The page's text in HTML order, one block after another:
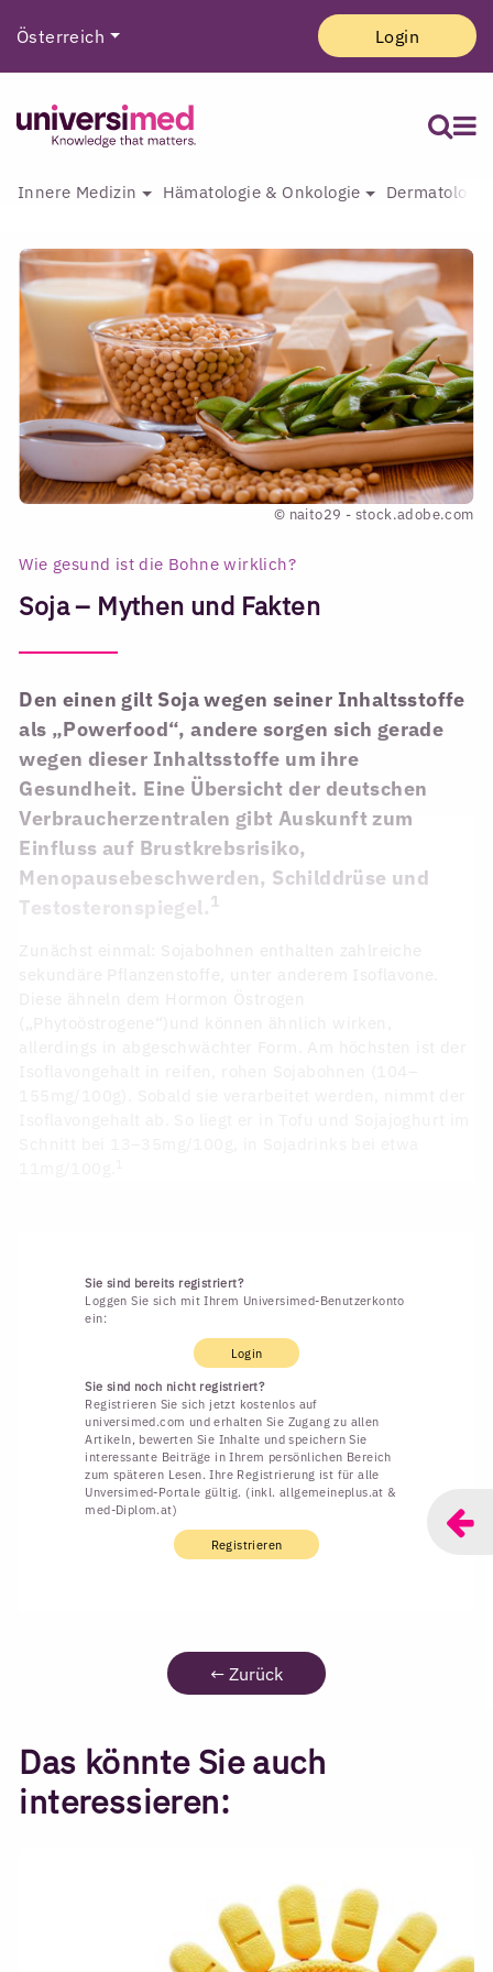
Österreich Login
Innere Medizin Hämatologie & Onkologie
© naito29 - stock.adobe.com
Wie gesund ist die Bohne wirklich?
Soja – Mythen und Fakten
Den einen gilt Soja wegen seiner Inhaltsstoffe
als „Powerfood“, andere sorgen sich gerade
wegen dieser Inhaltsstoffe um ihre
Gesundheit. Eine Übersicht der deutschen
Verbraucherzentralen gibt Auskunft zum
Einfluss auf Brustkrebsrisiko,
Menopausebeschwerden, Schilddrüse und
Testosteronspiegel.1
Zunächst einmal: Sojabohnen enthalten zahlreiche
Sie sind bereits registriert?
Loggen Sie sich mit Ihrem Universimed-Benutzerkonto
ein:
Login
Sie sind noch nicht registriert?
Registrieren Sie sich jetzt kostenlos auf
universimed.com und erhalten Sie Zugang zu allen
Artikeln, bewerten Sie Inhalte und speichern Sie
interessante Beiträge in Ihrem persönlichen Bereich
zum späteren Lesen. Ihre Registrierung ist für alle
Unversimed-Portale gültig. (inkl. allgemeineplus.at &
med-Diplom.at)
Registrieren
← Zurück
Das könnte Sie auch
interessieren: